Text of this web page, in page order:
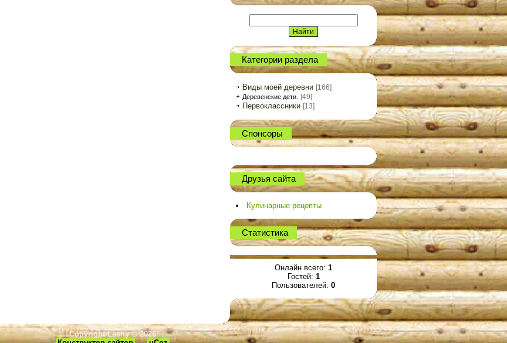
Категории раздела
Виды моей деревни [166]
Деревенские дети. [49]
Первоклассники [13]
Спонсоры
Друзья сайта
Кулинарные рецепты
Статистика
Онлайн всего: 1
Гостей: 1
Пользователей: 0
Copyright Leshy © 2026